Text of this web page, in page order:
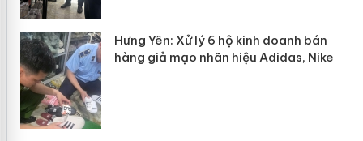
Hưng Yên: Xử lý 6 hộ kinh doanh bán
hàng giả mạo nhãn hiệu Adidas, Nike